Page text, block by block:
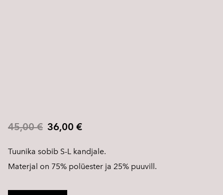
45,00 € 36,00 €
Tuunika sobib S-L kandjale.
Materjal on 75% polüester ja 25% puuvill.